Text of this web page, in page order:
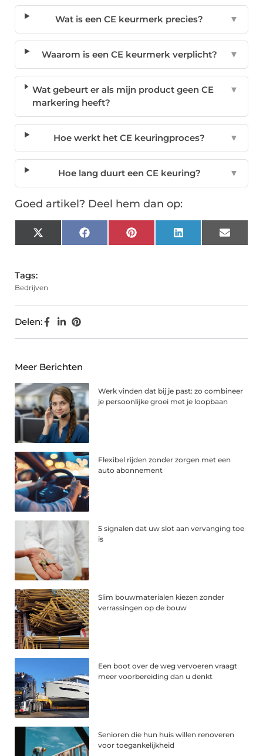
Wat is een CE keurmerk precies? ▼
Waarom is een CE keurmerk verplicht? ▼
Wat gebeurt er als mijn product geen CE
markering heeft?
▼
Hoe werkt het CE keuringproces? ▼
Hoe lang duurt een CE keuring? ▼
Goed artikel? Deel hem dan op:
X
(Twitter)
FacebookPinterest LinkedIn Email
Tags:
Bedrijven
Delen:
Meer Berichten
Werk vinden dat bij je past: zo combineer
je persoonlijke groei met je loopbaan
Flexibel rijden zonder zorgen met een
auto abonnement
5 signalen dat uw slot aan vervanging toe
is
Slim bouwmaterialen kiezen zonder
verrassingen op de bouw
Een boot over de weg vervoeren vraagt
meer voorbereiding dan u denkt
Senioren die hun huis willen renoveren
voor toegankelijkheid